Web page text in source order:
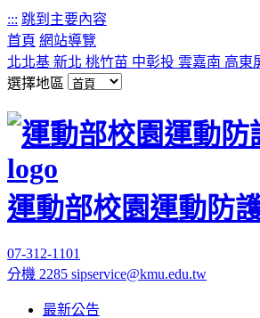
::: 跳到主要內容
首頁 網站導覽
北北基 新北 桃竹苗 中彰投 雲嘉南 高東
選擇地區
運動部校園運動防
07-312-1101
分機 2285 sipservice@kmu.edu.tw
最新公告